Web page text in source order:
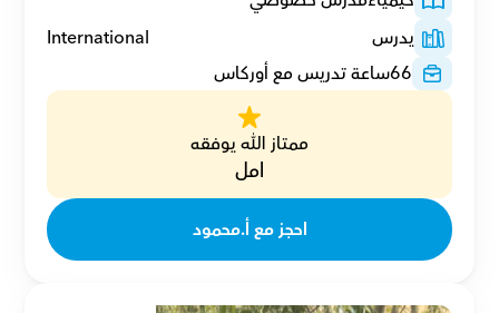
يدرس
International
66ساعة تدريس مع أوركاس
ممتاز الله يوفقه
امل
احجز مع أ.محمود